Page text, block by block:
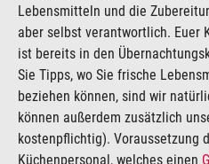
Lebensmitteln und die
aber selbst verantwortlich. Euer
ist bereits in den
Sie Tipps, wo Sie frische
beziehen können, sind wir
können außerdem zusätzlich
kostenpflichtig). Voraussetzung
Küchenpersonal, welches einen